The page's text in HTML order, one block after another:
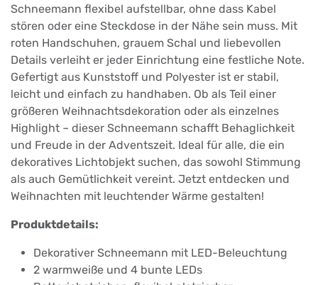
Schneemann flexibel aufstellbar, ohne dass Kabel
stören oder eine Steckdose in der Nähe sein muss. Mit
roten Handschuhen, grauem Schal und liebevollen
Details verleiht er jeder Einrichtung eine festliche Note.
Gefertigt aus Kunststoff und Polyester ist er stabil,
leicht und einfach zu handhaben. Ob als Teil einer
größeren Weihnachtsdekoration oder als einzelnes
Highlight – dieser Schneemann schafft Behaglichkeit
und Freude in der Adventszeit. Ideal für alle, die ein
dekoratives Lichtobjekt suchen, das sowohl Stimmung
als auch Gemütlichkeit vereint. Jetzt entdecken und
Weihnachten mit leuchtender Wärme gestalten!
Produktdetails:
Dekorativer Schneemann mit LED-Beleuchtung
2 warmweiße und 4 bunte LEDs